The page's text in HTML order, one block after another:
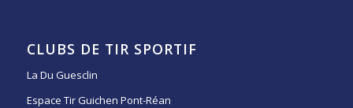
CLUBS DE TIR SPORTIF
La Du Guesclin
Espace Tir Guichen Pont-Réan